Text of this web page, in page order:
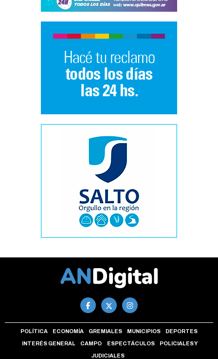
POLÍTICA ECONOMÍA GREMIALES MUNICIPIOS DEPORTES
INTERÉS GENERAL CAMPO ESPECTÁCULOS POLICIALES Y
JUDICIALES